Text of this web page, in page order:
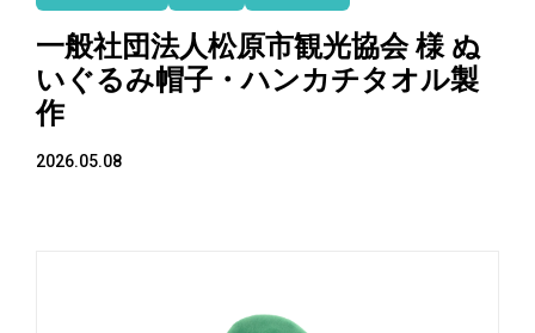
一般社団法人松原市観光協会 様 ぬ
いぐるみ帽子・ハンカチタオル製
作
2026.05.08